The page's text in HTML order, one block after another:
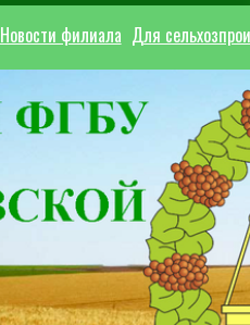
Новости филиала Для